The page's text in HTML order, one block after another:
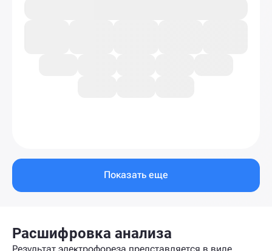
Показать еще
Расшифровка анализа